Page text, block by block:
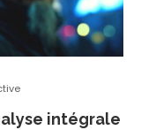
intégrale